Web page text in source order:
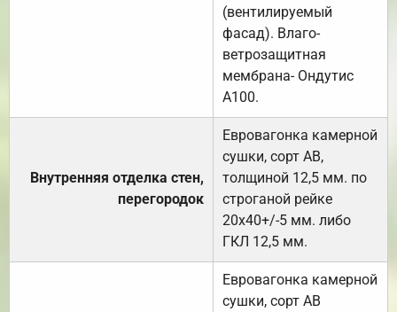
(вентилируемый
фасад). Влаго-
ветрозащитная
мембрана- Ондутис
А100.
Внутренняя отделка стен,
перегородок
Евровагонка камерной
сушки, сорт АВ,
толщиной 12,5 мм. по
строганой рейке
20х40+/-5 мм. либо
ГКЛ 12,5 мм.
Евровагонка камерной
сушки, сорт АВ